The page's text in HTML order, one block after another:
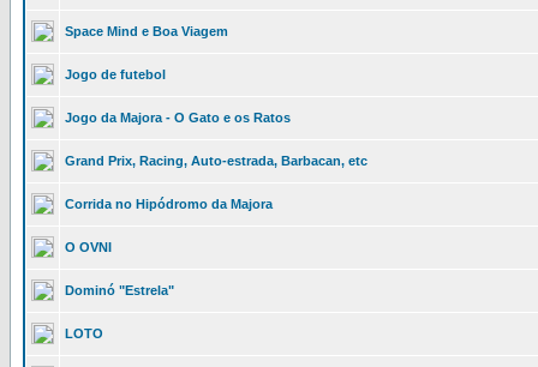
Space Mind e Boa Viagem
Jogo de futebol
Jogo da Majora - O Gato e os Ratos
Grand Prix, Racing, Auto-estrada, Barbacan, etc
Corrida no Hipódromo da Majora
O OVNI
Dominó "Estrela"
LOTO